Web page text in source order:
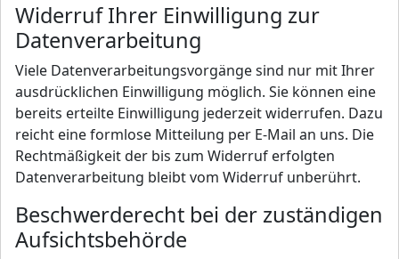
Widerruf Ihrer Einwilligung zur
Datenverarbeitung
Viele Datenverarbeitungsvorgänge sind nur mit Ihrer
ausdrücklichen Einwilligung möglich. Sie können eine
bereits erteilte Einwilligung jederzeit widerrufen. Dazu
reicht eine formlose Mitteilung per E-Mail an uns. Die
Rechtmäßigkeit der bis zum Widerruf erfolgten
Datenverarbeitung bleibt vom Widerruf unberührt.
Beschwerderecht bei der zuständigen
Aufsichtsbehörde